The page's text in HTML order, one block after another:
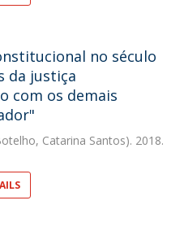
no século
da justiça
com os demais
Catarina Santos). 2018.